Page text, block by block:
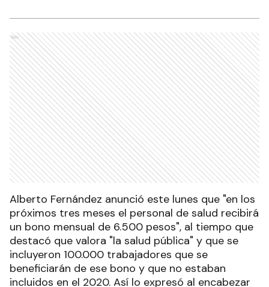
Ads
Alberto Fernández anunció este lunes que "en los
próximos tres meses el personal de salud recibirá
un bono mensual de 6.500 pesos", al tiempo que
destacó que valora "la salud pública" y que se
incluyeron 100.000 trabajadores que se
beneficiarán de ese bono y que no estaban
incluidos en el 2020. Así lo expresó al encabezar